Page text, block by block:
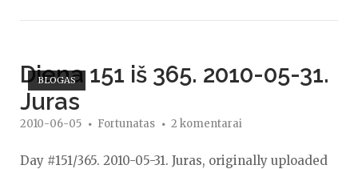
Hello,
Dolly."
BLOGAS
Diena 151 iš 365. 2010-05-31.
Juras
2010-06-05 Fortunatas 2 komentarai
Day #151/365. 2010-05-31. Juras, originally uploaded